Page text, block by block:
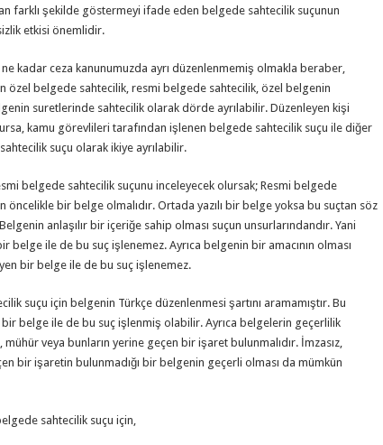
farklı şekilde göstermeyi ifade eden belgede sahtecilik suçunun
etkisi önemlidir.
kadar ceza kanunumuzda ayrı düzenlenmemiş olmakla beraber,
özel belgede sahtecilik, resmi belgede sahtecilik, özel belgenin
suretlerinde sahtecilik olarak dörde ayrılabilir. Düzenleyen kişi
kamu görevlileri tarafından işlenen belgede sahtecilik suçu ile diğer
suçu olarak ikiye ayrılabilir.
belgede sahtecilik suçunu inceleyecek olursak; Resmi belgede
öncelikle bir belge olmalıdır. Ortada yazılı bir belge yoksa bu suçtan söz
anlaşılır bir içeriğe sahip olması suçun unsurlarındandır. Yani
belge ile de bu suç işlenemez. Ayrıca belgenin bir amacının olması
bir belge ile de bu suç işlenemez.
suçu için belgenin Türkçe düzenlenmesi şartını aramamıştır. Bu
belge ile de bu suç işlenmiş olabilir. Ayrıca belgelerin geçerlilik
veya bunların yerine geçen bir işaret bulunmalıdır. İmzasız,
bir işaretin bulunmadığı bir belgenin geçerli olması da mümkün
sahtecilik suçu için,